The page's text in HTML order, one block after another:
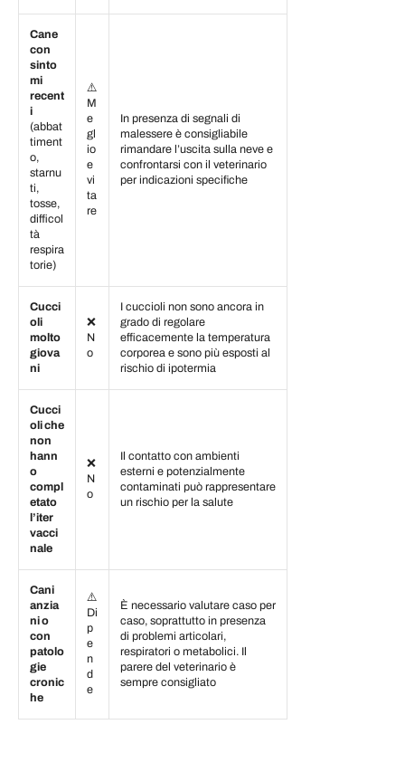
Cane
con
sinto
mi
recent
i
(abbat
timent
o,
starnu
ti,
tosse,
difficol
tà
respira
torie)
⚠️
M
e
gl
io
e
vi
ta
re
In presenza di segnali di
malessere è consigliabile
rimandare l’uscita sulla neve e
confrontarsi con il veterinario
per indicazioni specifiche
Cucci
oli
molto
giova
ni
❌
N
o
I cuccioli non sono ancora in
grado di regolare
efficacemente la temperatura
corporea e sono più esposti al
rischio di ipotermia
Cucci
oli che
non
hann
o
compl
etato
l’iter
vacci
nale
❌
N
o
Il contatto con ambienti
esterni e potenzialmente
contaminati può rappresentare
un rischio per la salute
Cani
anzia
ni o
con
patolo
gie
cronic
he
⚠️
Di
p
e
n
d
e
È necessario valutare caso per
caso, soprattutto in presenza
di problemi articolari,
respiratori o metabolici. Il
parere del veterinario è
sempre consigliato